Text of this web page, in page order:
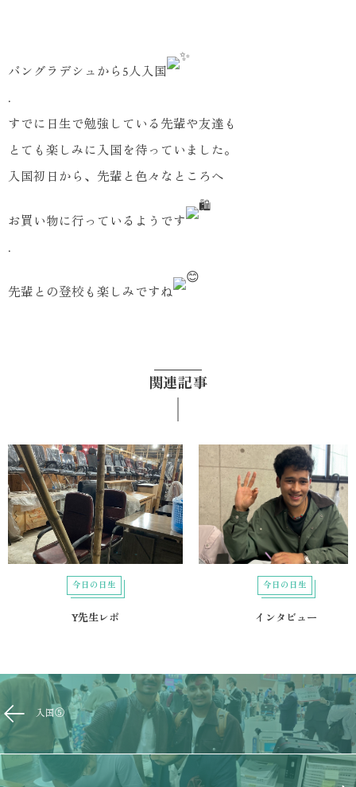
バングラデシュから5人入国
.
すでに日生で勉強している先輩や友達も
とても楽しみに入国を待っていました。
入国初日から、先輩と色々なところへ
お買い物に行っているようです
.
先輩との登校も楽しみですね
関連記事
今日の日生
Y先生レポ
今日の日生
インタビュー
入国⑤